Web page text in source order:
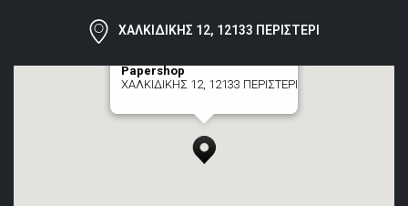
ΧΑΛΚΙΔΙΚΗΣ 12, 12133 ΠΕΡΙΣΤΕΡΙ
Papershop
ΧΑΛΚΙΔΙΚΗΣ 12, 12133 ΠΕΡΙΣΤΕΡΙ